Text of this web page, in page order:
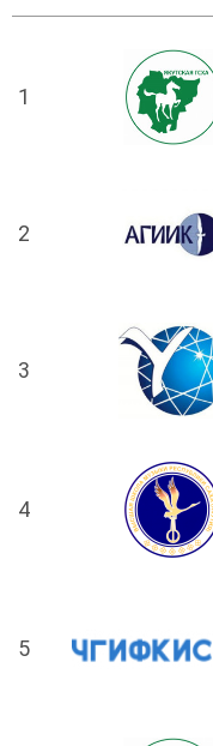
1
2
3
4
5